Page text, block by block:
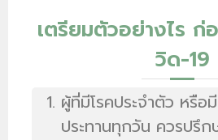
เตรียมตัวอย่างไร ก่
วิด-19
ผู้ที่มีโรคประจำตัว หรือ
ประทานทุกวัน ควรปรึ